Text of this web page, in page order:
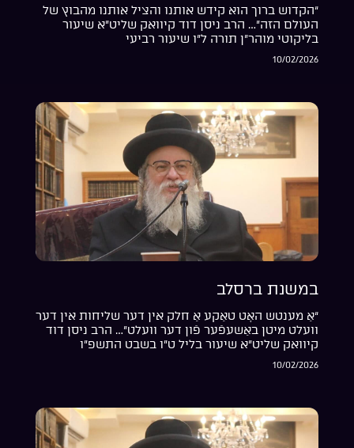
“הקדוש ברוך הוא קידש אותנו והציל אותנו מהבוץ של
העולם הזה”… הרב ניסן דוד קיוואק שליט”א שיעור
בליקוטי מוהר”ן תורה ל”ו שיעור רביעי
10/02/2026
במשנת ברסלב
“אַ מענטש האָט טאַקע אַ חלק אין דער שליחות אין דער
וועלט מיטן באַשעפֿער פֿון דער וועלט”… הרב ניסן דוד
קיוואק שליט”א שיעור בליל ט”ו בשבט התשפ”ו
10/02/2026